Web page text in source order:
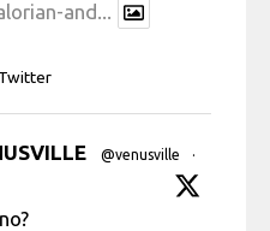
and...
Twitter
@venusville
·